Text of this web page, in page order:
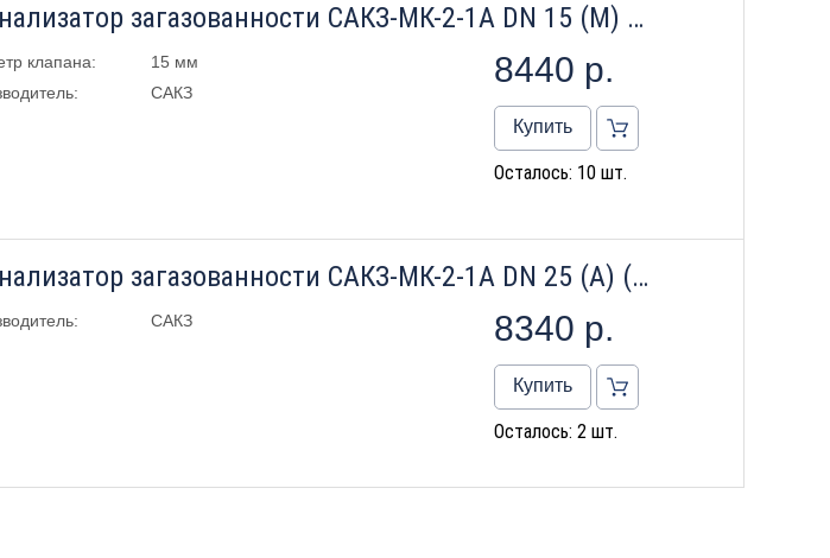
Сигнализатор загазованности САКЗ-МК-2-1А DN 15 (М) (оксид углерода+природ. газ) Бытовой 2020 г.в.
клапана:
15 мм
САКЗ
8440 р.
Купить
Осталось: 10 шт.
Сигнализатор загазованности САКЗ-МК-2-1А DN 25 (А) (оксид углерода+природ. газ) Бытовой Клапан КЗЭУГ Б А
САКЗ 8340 р.
Купить
Осталось: 2 шт.